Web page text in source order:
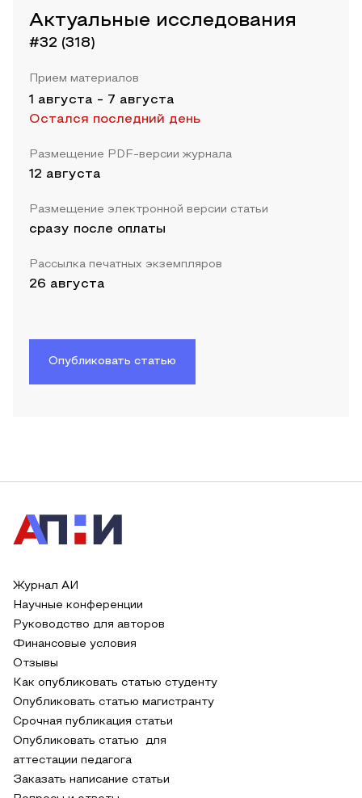
Актуальные исследования
#32 (318)
Прием материалов
1 августа - 7 августа
Остался последний день
Размещение PDF-версии журнала
12 августа
Размещение электронной версии статьи
сразу после оплаты
Рассылка печатных экземпляров
26 августа
Опубликовать статью
Журнал АИ
Научные конференции
Руководство для авторов
Финансовые условия
Отзывы
Как опубликовать статью студенту
Опубликовать статью магистранту
Срочная публикация статьи
Опубликовать статью для
аттестации педагога
Заказать написание статьи